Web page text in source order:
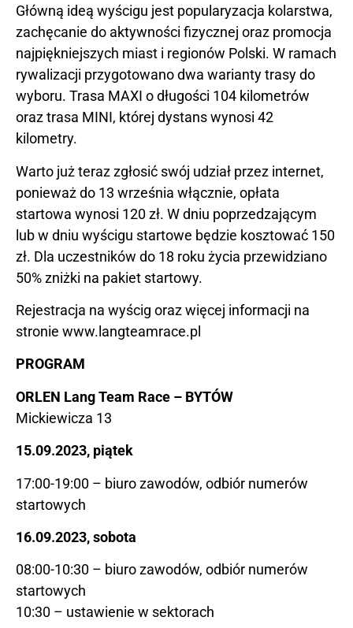
Główną ideą wyścigu jest popularyzacja kolarstwa,
zachęcanie do aktywności fizycznej oraz promocja
najpiękniejszych miast i regionów Polski. W ramach
rywalizacji przygotowano dwa warianty trasy do
wyboru. Trasa MAXI o długości 104 kilometrów
oraz trasa MINI, której dystans wynosi 42
kilometry.
Warto już teraz zgłosić swój udział przez internet,
ponieważ do 13 września włącznie, opłata
startowa wynosi 120 zł. W dniu poprzedzającym
lub w dniu wyścigu startowe będzie kosztować 150
zł. Dla uczestników do 18 roku życia przewidziano
50% zniżki na pakiet startowy.
Rejestracja na wyścig oraz więcej informacji na
stronie www.langteamrace.pl
PROGRAM
ORLEN Lang Team Race – BYTÓW
Mickiewicza 13
15.09.2023, piątek
17:00-19:00 – biuro zawodów, odbiór numerów
startowych
16.09.2023, sobota
08:00-10:30 – biuro zawodów, odbiór numerów
startowych
10:30 – ustawienie w sektorach